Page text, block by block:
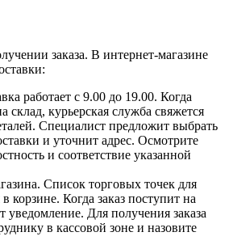
заказа. В интернет-магазине
работает с 9.00 до 19.00. Когда
склад, курьерская служба свяжется
Специалист предложит выбрать
и уточнит адрес. Осмотрите
и соответствие указанной
Список торговых точек для
корзине. Когда заказ поступит на
уведомление. Для получения заказа
в кассовой зоне и назовите